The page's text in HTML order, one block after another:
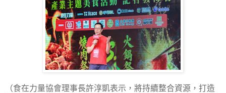
（食在力量協會理事長許淳凱表示，將持續整合資源，打造